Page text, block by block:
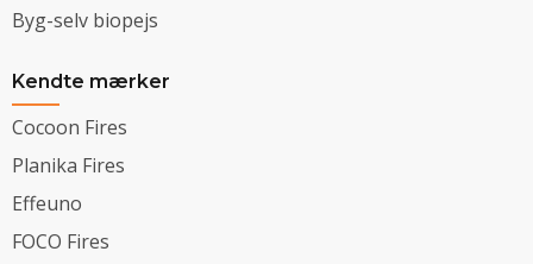
Byg-selv biopejs
Kendte mærker
Cocoon Fires
Planika Fires
Effeuno
FOCO Fires